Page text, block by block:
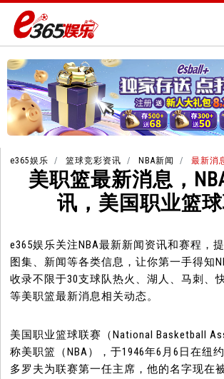
e365娱乐 篮球竞彩资讯 NBA新闻 最新消
美职篮最新消息，
讯，美国职业篮
e365娱乐关注NBA最新新闻资讯和赛程，
图集、新闻等各类信息，让你第一手得知
收录不限于30支球队热火、湖人、马刺、
等美职篮最新消息相关动态。
美国职业篮球联赛（National Basketball
称美职篮（NBA），于1946年6月6日在纽
多罗夫为联赛第一任主席，他的名字现在